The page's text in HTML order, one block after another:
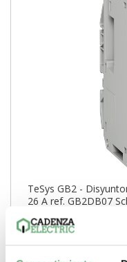
TeSys GB2 -
26 A ref. GB2DB07
84,32€54,85€
GB2DB07 | 2 A 26 A 15 kA TeSys GB2 TeSys 4 Interruptor
automático de